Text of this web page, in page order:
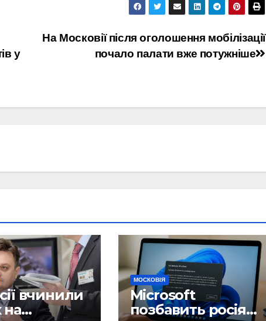
На Московії після оголошення мобілізації
почало палати вже потужніше
у
вчинили
на
МОСКОВІЯ
Microsoft
позбавить росіян